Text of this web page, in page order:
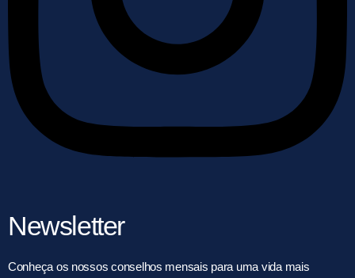
Newsletter
Conheça os nossos conselhos mensais para uma vida mais